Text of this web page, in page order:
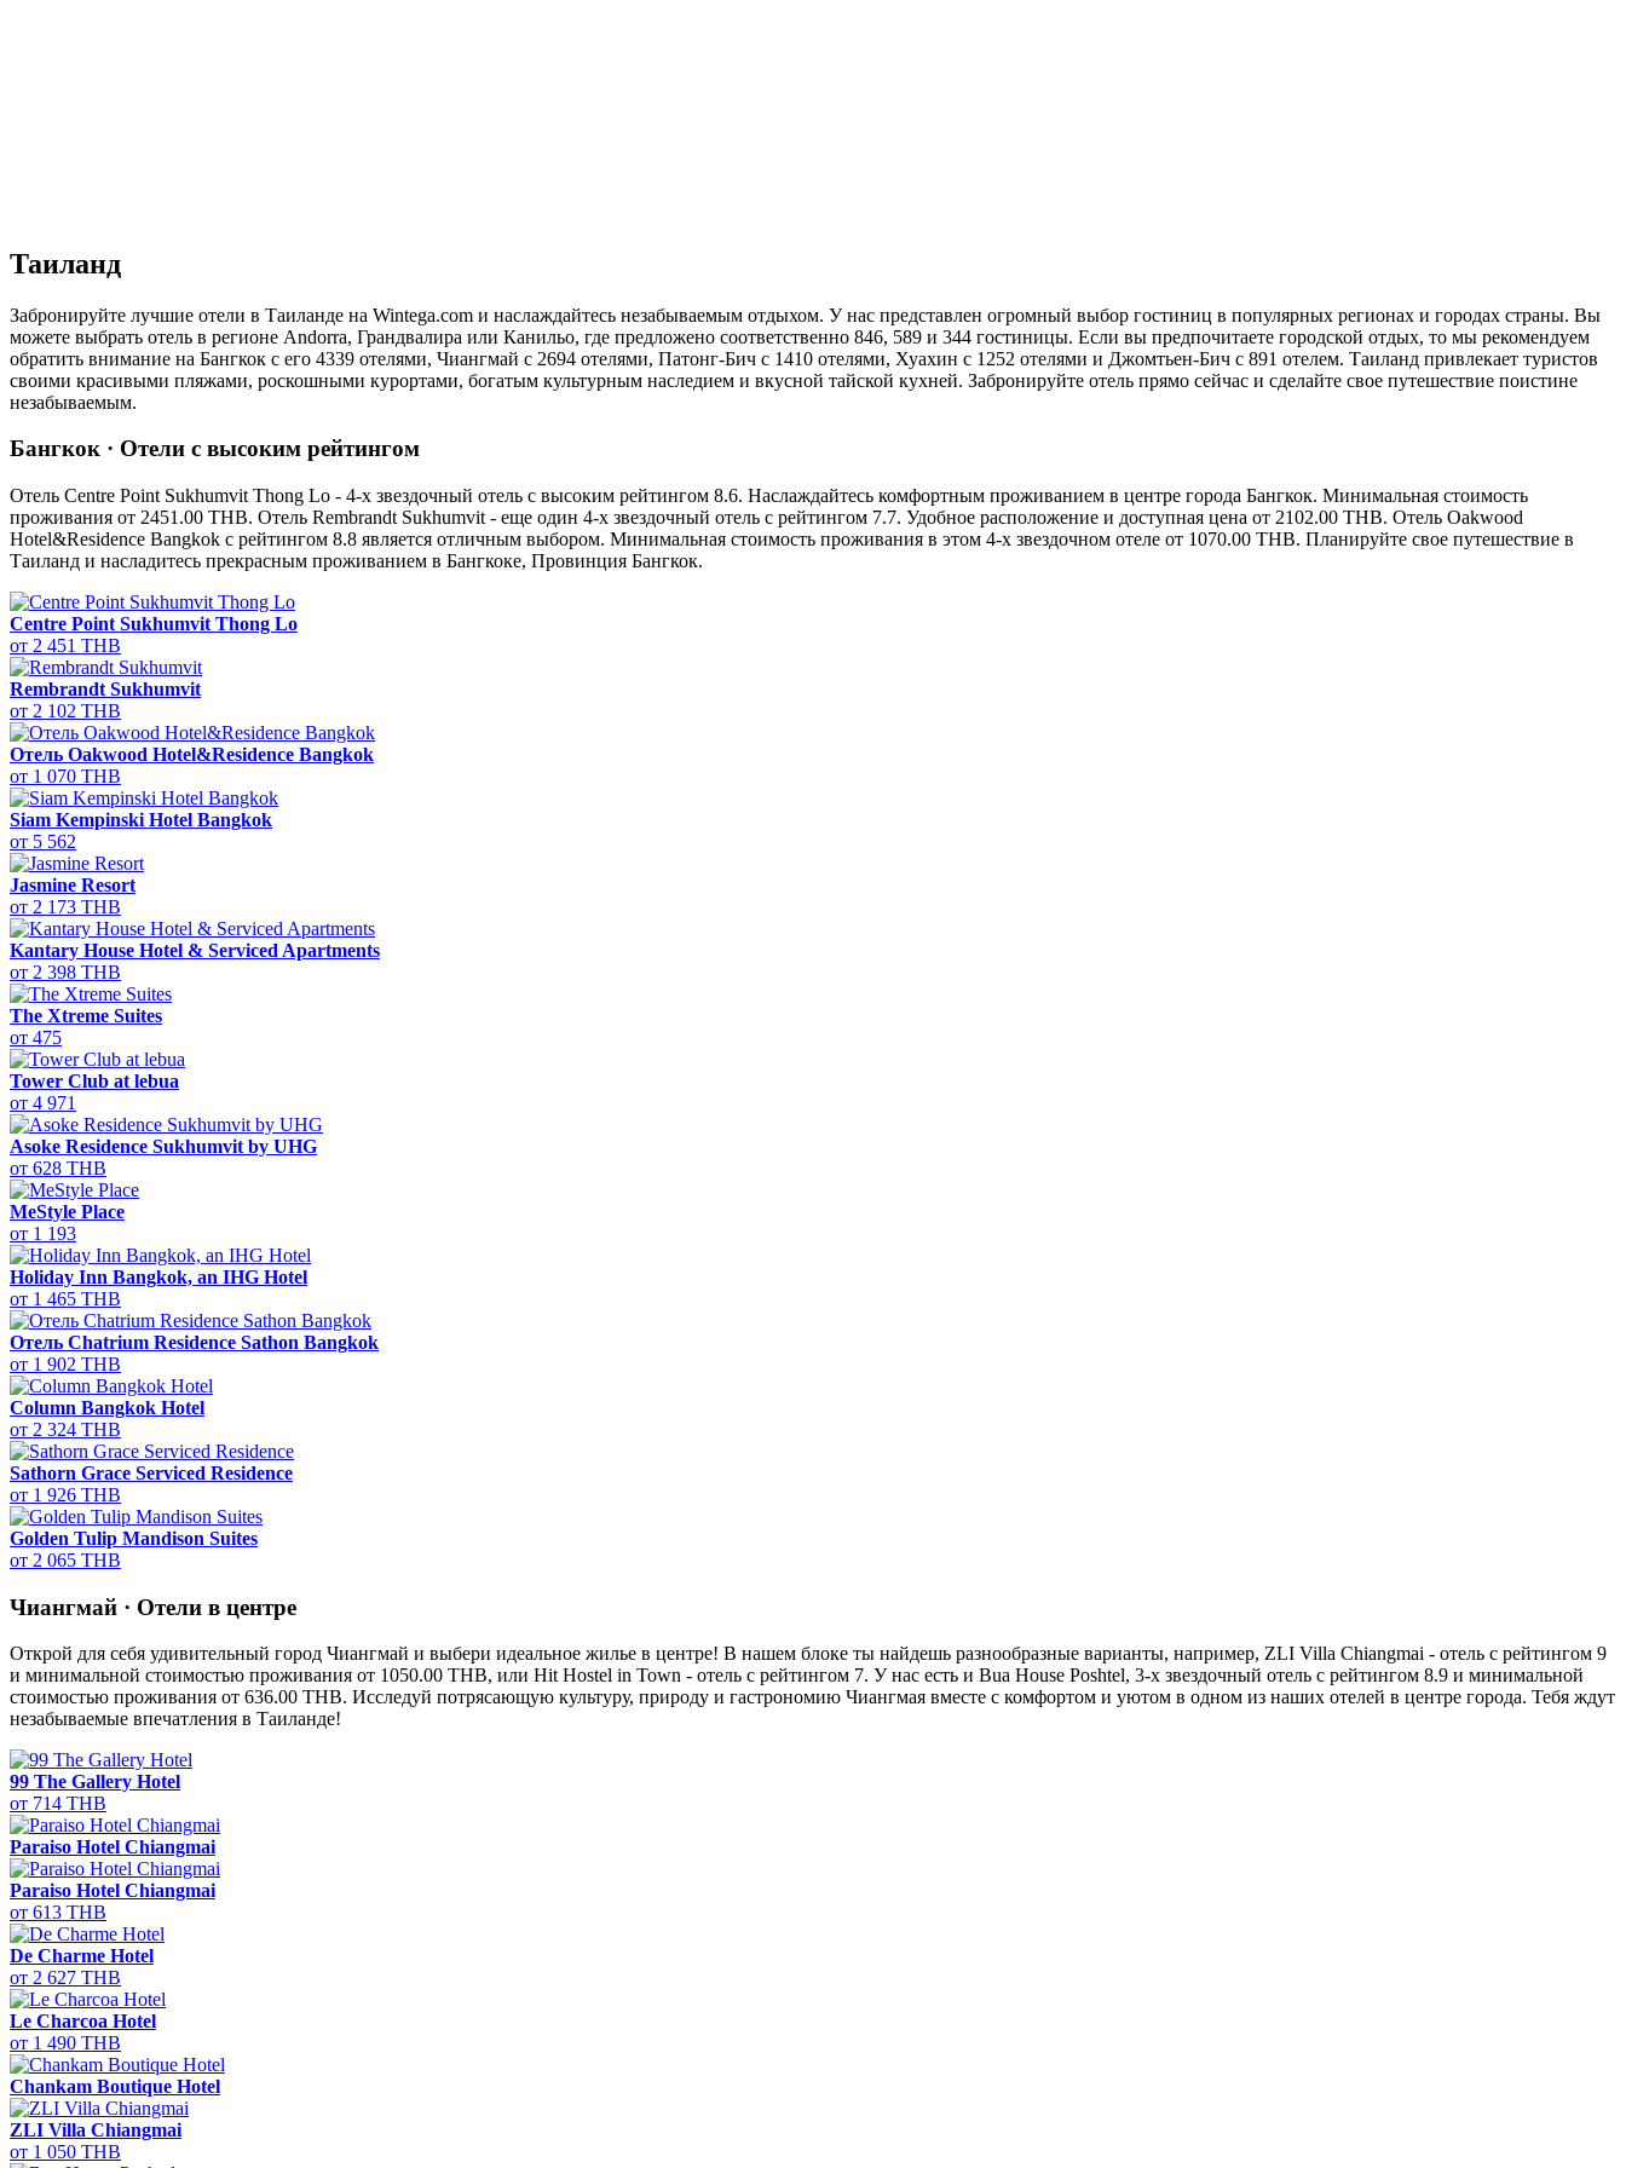
Таиланд
Забронируйте лучшие отели в Таиланде на Wintega.com и наслаждайтесь незабываемым отдыхом. У нас представлен огромный выбор гостиниц в популярных регионах и городах страны. Вы
можете выбрать отель в регионе Andorra, Грандвалира или Канильо, где предложено соответственно 846, 589 и 344 гостиницы. Если вы предпочитаете городской отдых, то мы рекомендуем
обратить внимание на Бангкок с его 4339 отелями, Чиангмай с 2694 отелями, Патонг-Бич с 1410 отелями, Хуахин с 1252 отелями и Джомтьен-Бич с 891 отелем. Таиланд привлекает туристов
своими красивыми пляжами, роскошными курортами, богатым культурным наследием и вкусной тайской кухней. Забронируйте отель прямо сейчас и сделайте свое путешествие поистине
незабываемым.
Бангкок · Отели с высоким рейтингом
Отель Centre Point Sukhumvit Thong Lo - 4-х звездочный отель с высоким рейтингом 8.6. Наслаждайтесь комфортным проживанием в центре города Бангкок. Минимальная стоимость
проживания от 2451.00 THB. Отель Rembrandt Sukhumvit - еще один 4-х звездочный отель с рейтингом 7.7. Удобное расположение и доступная цена от 2102.00 THB. Отель Oakwood
Hotel&Residence Bangkok с рейтингом 8.8 является отличным выбором. Минимальная стоимость проживания в этом 4-х звездочном отеле от 1070.00 THB. Планируйте свое путешествие в
Таиланд и насладитесь прекрасным проживанием в Бангкоке, Провинция Бангкок.
Centre Point Sukhumvit Thong Lo
от 2 451 THB
Rembrandt Sukhumvit
от 2 102 THB
Отель Oakwood Hotel&Residence Bangkok
от 1 070 THB
Siam Kempinski Hotel Bangkok
от 5 562
Jasmine Resort
от 2 173 THB
Kantary House Hotel & Serviced Apartments
от 2 398 THB
The Xtreme Suites
от 475
Tower Club at lebua
от 4 971
Asoke Residence Sukhumvit by UHG
от 628 THB
MeStyle Place
от 1 193
Holiday Inn Bangkok, an IHG Hotel
от 1 465 THB
Отель Chatrium Residence Sathon Bangkok
от 1 902 THB
Column Bangkok Hotel
от 2 324 THB
Sathorn Grace Serviced Residence
от 1 926 THB
Golden Tulip Mandison Suites
от 2 065 THB
Чиангмай · Отели в центре
Открой для себя удивительный город Чиангмай и выбери идеальное жилье в центре! В нашем блоке ты найдешь разнообразные варианты, например, ZLI Villa Chiangmai - отель с рейтингом 9
и минимальной стоимостью проживания от 1050.00 THB, или Hit Hostel in Town - отель с рейтингом 7. У нас есть и Bua House Poshtel, 3-х звездочный отель с рейтингом 8.9 и минимальной
стоимостью проживания от 636.00 THB. Исследуй потрясающую культуру, природу и гастрономию Чиангмая вместе с комфортом и уютом в одном из наших отелей в центре города. Тебя ждут
незабываемые впечатления в Таиланде!
99 The Gallery Hotel
от 714 THB
Paraiso Hotel Chiangmai
Paraiso Hotel Chiangmai
от 613 THB
De Charme Hotel
от 2 627 THB
Le Charcoa Hotel
от 1 490 THB
Chankam Boutique Hotel
ZLI Villa Chiangmai
от 1 050 THB